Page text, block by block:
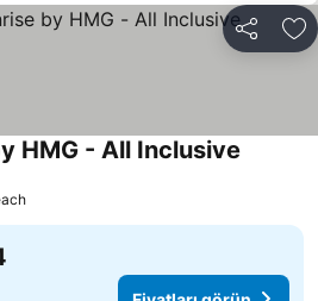
Paylaş
HMG - All Inclusive